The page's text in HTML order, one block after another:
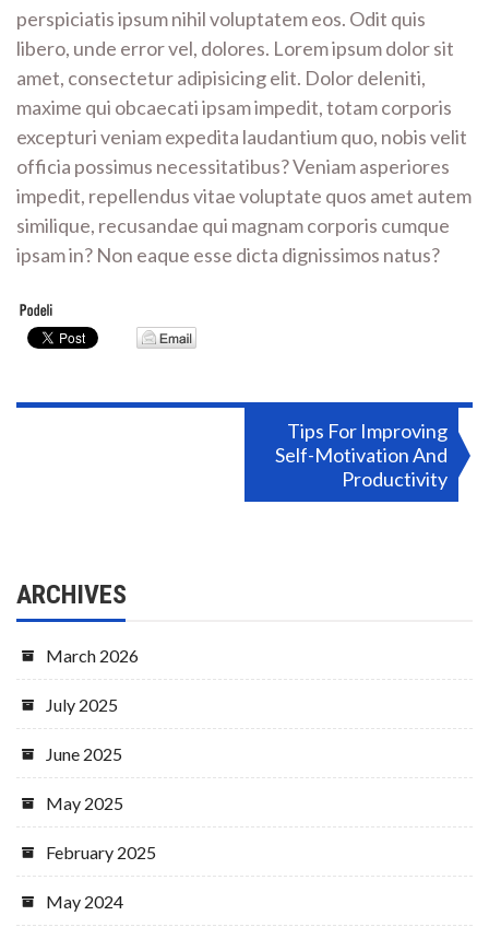
perspiciatis ipsum nihil voluptatem eos. Odit quis
libero, unde error vel, dolores. Lorem ipsum dolor sit
amet, consectetur adipisicing elit. Dolor deleniti,
maxime qui obcaecati ipsam impedit, totam corporis
excepturi veniam expedita laudantium quo, nobis velit
officia possimus necessitatibus? Veniam asperiores
impedit, repellendus vitae voluptate quos amet autem
similique, recusandae qui magnam corporis cumque
ipsam in? Non eaque esse dicta dignissimos natus?
Tips For Improving
Self-Motivation And
Productivity
ARCHIVES
March 2026
July 2025
June 2025
May 2025
February 2025
May 2024